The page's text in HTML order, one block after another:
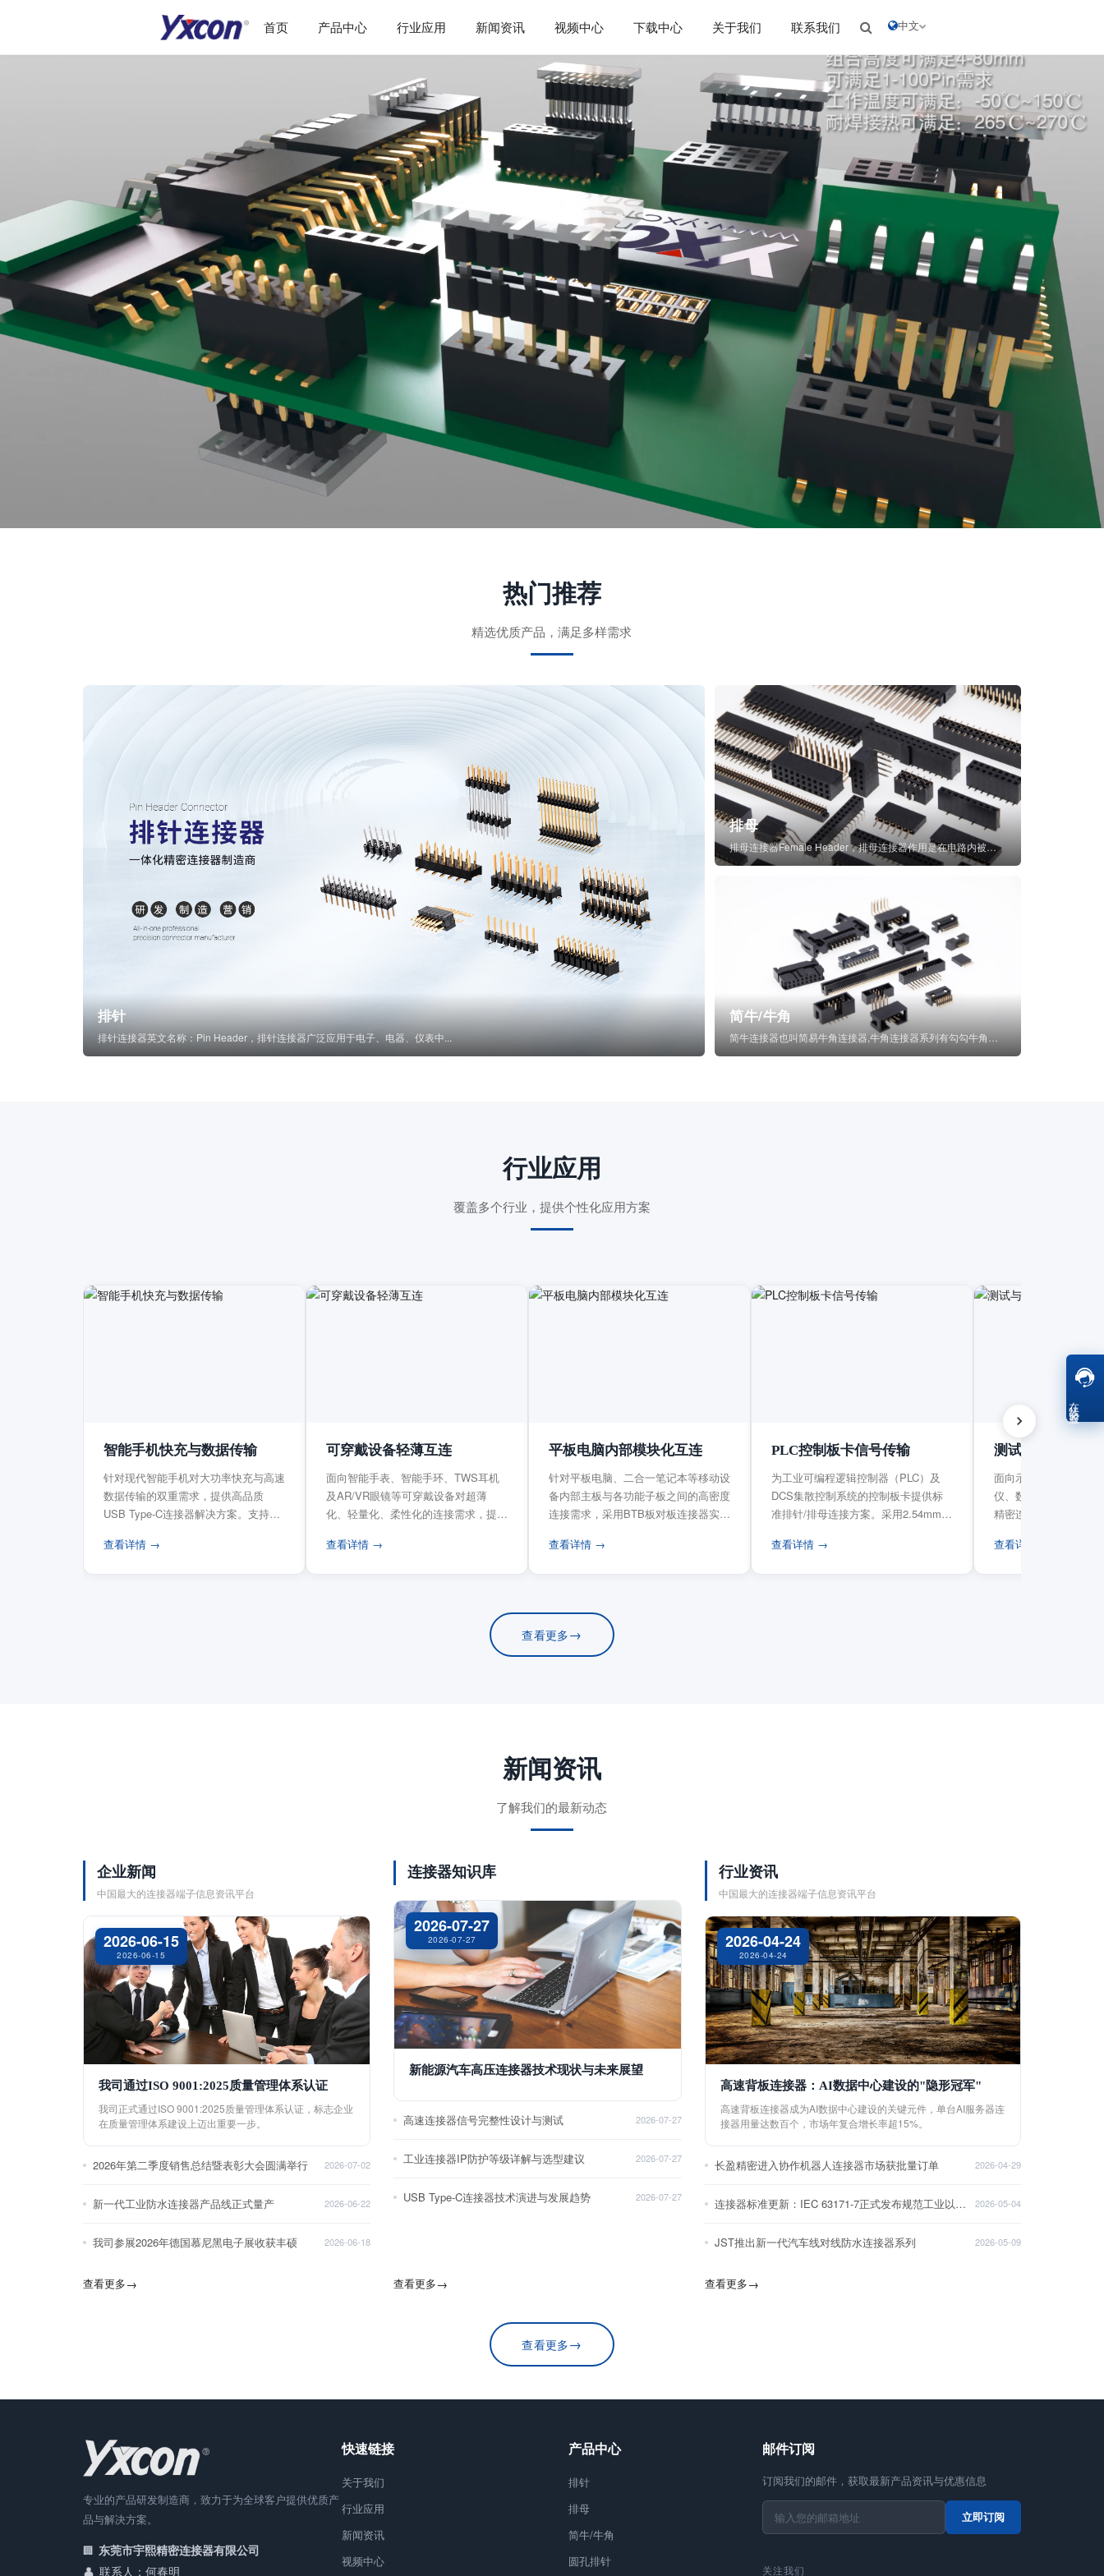
首页 产品中心 行业应用 新闻资讯 视频中心 下载中心 关于我们 联系我们 中文
热门推荐
精选优质产品，满足多样需求
排针
排针连接器英文名称：Pin Header，排针连接器广泛应用于电子、电器、仪表中...
排母
排母连接器Female Header，排母连接器作用是在电路内被阻断处或孤立不通...
简牛/牛角
行业应用
覆盖多个行业，提供个性化应用方案
智能手机快充与数据传输
针对现代智能手机对大功率快充与高速
数据传输的双重需求，提供高品质
USB Type-C连接器解决方案。支持
查看详情 →
可穿戴设备轻薄互连
面向智能手表、智能手环、TWS耳机
及AR/VR眼镜等可穿戴设备对超薄
化、轻量化、柔性化的连接需求，提供
查看详情 →
平板电脑内部模块化互连
针对平板电脑、二合一笔记本等移动设
备内部主板与各功能子板之间的高密度
连接需求，采用BTB板对板连接器实现
查看详情 →
PLC控制板卡信号传输
为工业可编程逻辑控制器（PLC）及
DCS集散控制系统的控制板卡提供标
准排针/排母连接方案。采用2.54mm标
查看详情 →
测试与测量设备
面向示波器、信号发
仪、数据采集卡等电
精密连接需求，提供
查看详情 →
查看更多→
新闻资讯
了解我们的最新动态
企业新闻
中国最大的连接器端子信息资讯平台
2026-06-15
2026-06-15
我司通过ISO 9001:2025质量管理体系认证
我司正式通过ISO 9001:2025质量管理体系认证，标志企业
在质量管理体系建设上迈出重要一步。
2026年第二季度销售总结暨表彰大会圆满举行 2026-07-02
新一代工业防水连接器产品线正式量产 2026-06-22
我司参展2026年德国慕尼黑电子展收获丰硕 2026-06-18
查看更多→
连接器知识库
2026-07-27
2026-07-27
新能源汽车高压连接器技术现状与未来展望
高速连接器信号完整性设计与测试 2026-07-27
工业连接器IP防护等级详解与选型建议 2026-07-27
USB Type-C连接器技术演进与发展趋势 2026-07-27
查看更多→
行业资讯
中国最大的连接器端子信息资讯平台
2026-04-24
2026-04-24
高速背板连接器：AI数据中心建设的"隐形冠军"
高速背板连接器成为AI数据中心建设的关键元件，单台AI服务器连
接器用量达数百个，市场年复合增长率超15%。
长盈精密进入协作机器人连接器市场获批量订单 2026-04-29
连接器标准更新：IEC 63171-7正式发布规范工业以太网接口 2026-05-04
JST推出新一代汽车线对线防水连接器系列 2026-05-09
查看更多→
查看更多→
专业的产品研发制造商，致力于为全球客户提供优质产
品与解决方案。
东莞市宇熙精密连接器有限公司
联系人：何春明
快速链接
关于我们
行业应用
新闻资讯
视频中心
产品中心
排针
排母
简牛/牛角
圆孔排针
邮件订阅
订阅我们的邮件，获取最新产品资讯与优惠信息
立即订阅
关注我们
在线客服